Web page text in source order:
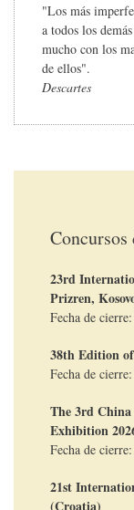
"Los más
a todos los
mucho con los
de ellos".
Descartes
23rd
Prizren,
Fecha de cierre:
38th Edition
Fecha de cierre:
The 3rd
Exhibition
Fecha de cierre:
21st
(Croatia)